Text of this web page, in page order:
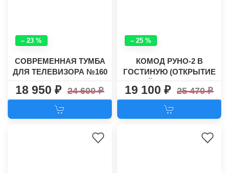
– 23 %
СОВРЕМЕННАЯ ТУМБА
ДЛЯ ТЕЛЕВИЗОРА №160
18 950 24 600
– 25 %
КОМОД РУНО-2 В
ГОСТИНУЮ (ОТКРЫТИЕ
ДВЕРЕЙ PUSH-TO-OPEN)
19 100 25 470